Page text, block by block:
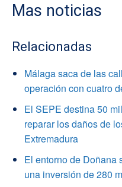
Mas noticias
Relacionadas
Málaga saca de las
operación con cuatro
El SEPE destina 50
reparar los daños de
Extremadura
El entorno de Doñana
una inversión de 280